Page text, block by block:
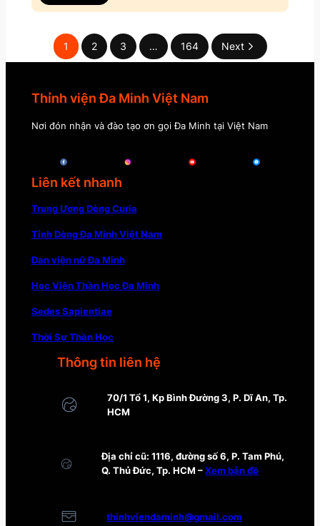
1 2 3 … 164 Next
Thỉnh viện Đa Minh Việt Nam
Nơi đón nhận và đào tạo ơn gọi Đa Minh tại Việt Nam
Liên kết nhanh
Trung Ương Dòng Curia
Tỉnh Dòng Đa Minh Việt Nam
Đan viện nữ Đa Minh
Học Viện Thần Học Đa Minh
Sedes Sapientiae
Thời Sự Thần Học
Thông tin liên hệ
70/1 Tổ 1, Kp Bình Đường 3, P. Dĩ An, Tp.
HCM
Địa chỉ cũ: 1116, đường số 6, P. Tam Phú,
Q. Thủ Đức, Tp. HCM –Xem bản đồ
thinhviendaminh@gmail.com